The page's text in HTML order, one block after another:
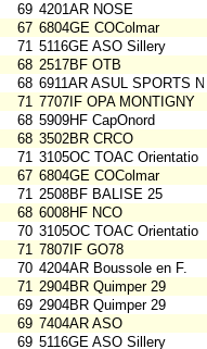
69 4201AR NOSE
67 6804GE COColmar
71 5116GE ASO Sillery
68 2517BF OTB
68 6911AR ASUL SPORTS
71 7707IF OPA MONTIGNY
68 5909HF CapOnord
68 3502BR CRCO
71 3105OC TOAC Orientatio
67 6804GE COColmar
71 2508BF BALISE 25
68 6008HF NCO
70 3105OC TOAC Orientatio
71 7807IF GO78
70 4204AR Boussole en F.
71 2904BR Quimper 29
69 2904BR Quimper 29
69 7404AR ASO
69 5116GE ASO Sillery